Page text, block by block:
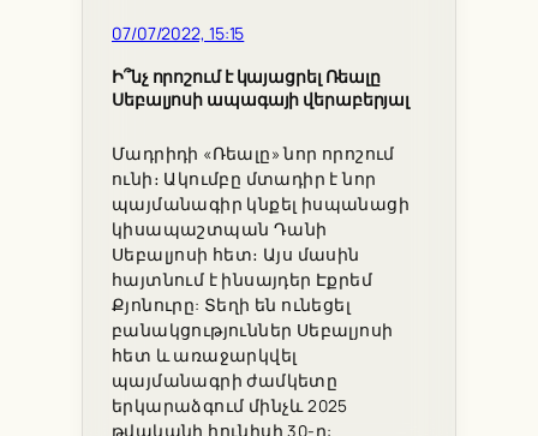
07/07/2022, 15:15
Ի՞նչ որոշում է կայացրել Ռեալը
Սեբալյոսի ապագայի վերաբերյալ
Մադրիդի «Ռեալը» նոր որոշում
ունի։ Ակումբը մտադիր է նոր
պայմանագիր կնքել իսպանացի
կիսապաշտպան Դանի
Սեբալյոսի հետ։ Այս մասին
հայտնում է ինսայդեր Էքրեմ
Քյոնուրը: Տեղի են ունեցել
բանակցություններ Սեբալյոսի
հետ և առաջարկվել
պայմանագրի ժամկետը
երկարաձգում մինչև 2025
թվականի հունիսի 30-ը: